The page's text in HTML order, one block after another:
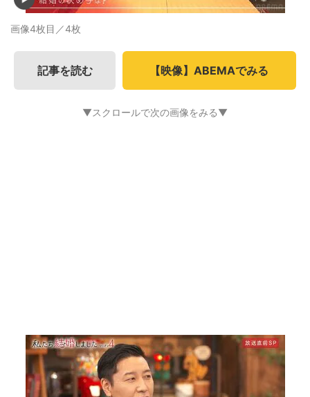
画像4枚目／4枚
記事を読む 【映像】ABEMAでみる
▼スクロールで次の画像をみる▼